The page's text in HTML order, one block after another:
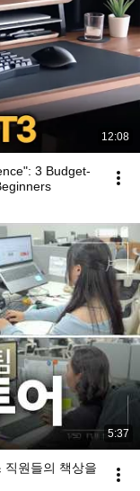
12:08
3 Budget-
5:37
직원들의 책상을